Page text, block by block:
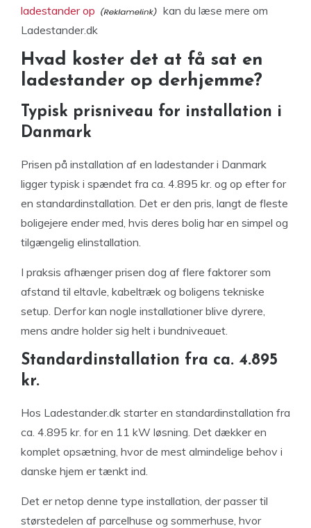
ladestander op
kan du læse mere om
Ladestander.dk
Hvad koster det at få sat en
ladestander op derhjemme?
Typisk prisniveau for installation i
Danmark
Prisen på installation af en ladestander i Danmark
ligger typisk i spændet fra ca. 4.895 kr. og op efter for
en standardinstallation. Det er den pris, langt de fleste
boligejere ender med, hvis deres bolig har en simpel og
tilgængelig elinstallation.
I praksis afhænger prisen dog af flere faktorer som
afstand til eltavle, kabeltræk og boligens tekniske
setup. Derfor kan nogle installationer blive dyrere,
mens andre holder sig helt i bundniveauet.
Standardinstallation fra ca. 4.895
kr.
Hos Ladestander.dk starter en standardinstallation fra
ca. 4.895 kr. for en 11 kW løsning. Det dækker en
komplet opsætning, hvor de mest almindelige behov i
danske hjem er tænkt ind.
Det er netop denne type installation, der passer til
størstedelen af parcelhuse og sommerhuse, hvor